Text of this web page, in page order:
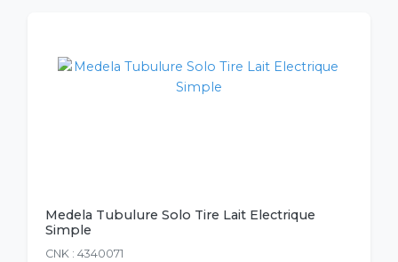
Medela Tubulure Solo Tire Lait Electrique
Simple
CNK : 4340071